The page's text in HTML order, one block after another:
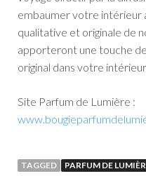
embaumer votre intérieur
qualitative et originale de
apporteront une touche
original dans votre
Site Parfum de Lumière :
TAGGED PARFUM DE